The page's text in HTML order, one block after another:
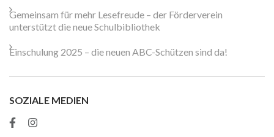
Gemeinsam für mehr Lesefreude – der Förderverein
unterstützt die neue Schulbibliothek
Einschulung 2025 – die neuen ABC-Schützen sind da!
SOZIALE MEDIEN